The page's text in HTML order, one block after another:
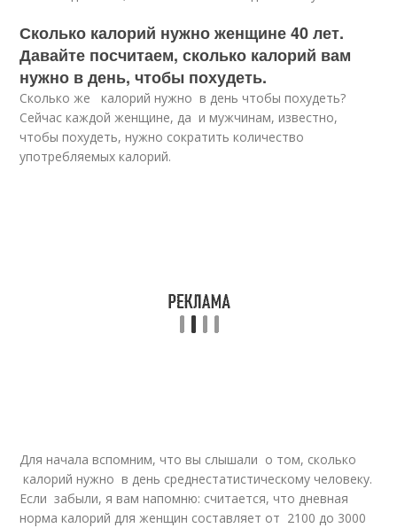
Сколько калорий нужно женщине 40 лет.
Давайте посчитаем, сколько калорий вам
нужно в день, чтобы похудеть.
Сколько же калорий нужно в день чтобы похудеть?
Сейчас каждой женщине, да и мужчинам, известно,
чтобы похудеть, нужно сократить количество
употребляемых калорий.
Для начала вспомним, что вы слышали о том, сколько
калорий нужно в день среднестатистическому человеку.
Если забыли, я вам напомню: считается, что дневная
норма калорий для женщин составляет от 2100 до 3000